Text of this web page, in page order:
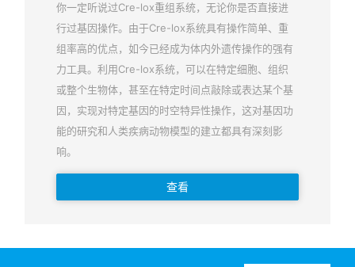
你一定听说过Cre-lox重组系统，无论你是否直接进
行过基因操作。由于Cre-lox系统具有操作简单、重
组率高的优点，如今已经成为体内外遗传操作的强有
力工具。利用Cre-lox系统，可以在特定细胞、组织
或整个生物体，甚至在特定时间点敲除或表达某个基
因，实现对特定基因的时空特异性操作，这对基因功
能的研究和人类疾病动物模型的建立都具有深刻影
响。
查看